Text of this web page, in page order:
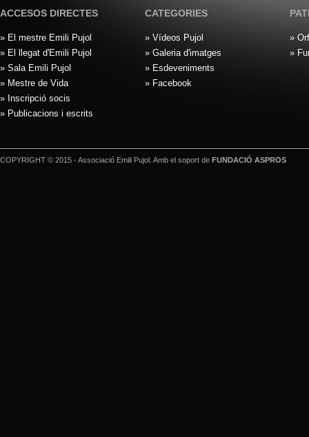
ACCESOS DIRECTES
» El mestre Emili Pujol
» El llegat d'Emili Pujol
» Sala Emili Pujol
» Mestre de Vida
» Inscripció socis
» Publicacions i escrits
CATEGORIES
» Vídeos Pujol
» Galeria d'imatges
» Esdeveniments
» Facebook
»
»
COPYRIGHT © 2015 - Associació Emili Pujol. Amb el soport de FUNDACIÓ ASPROS